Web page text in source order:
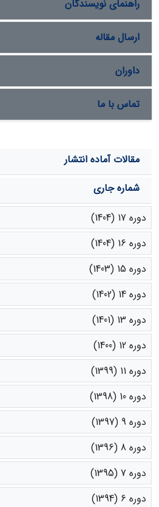
با قدرت کمتر، فرم فعال آنزیم را در
راهنمای نویسندگان
ارسال مقاله
داوران
تماس با ما
مقالات آماده انتشار
شماره جاری
دوره 17 (1404)
دوره 16 (1404)
دوره 15 (1403)
دوره 14 (1402)
دوره 13 (1401)
دوره 12 (1400)
دوره 11 (1399)
دوره 10 (1398)
دوره 9 (1397)
دوره 8 (1396)
دوره 7 (1395)
دوره 6 (1394)